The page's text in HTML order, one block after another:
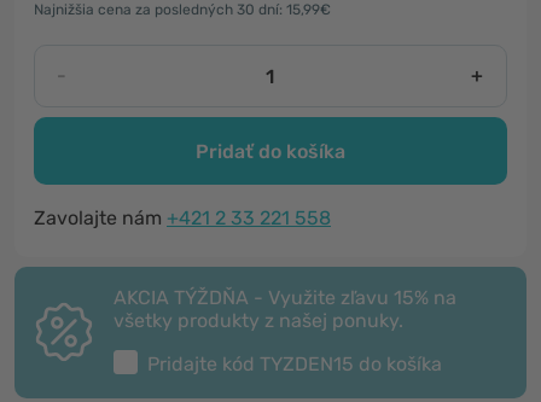
Najnižšia cena za posledných 30 dní: 15,99€
- +
Pridať do košíka
Zavolajte nám +421 2 33 221 558
AKCIA TÝŽDŇA - Využite zľavu 15% na
všetky produkty z našej ponuky.
Pridajte kód TYZDEN15 do košíka